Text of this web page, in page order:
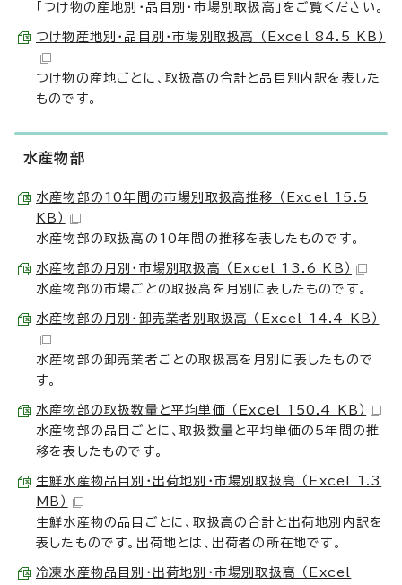
「つけ物の産地別・品目別・市場別取扱高」をご覧ください。
つけ物産地別・品目別・市場別取扱高 （Excel 84.5 KB）
つけ物の産地ごとに、取扱高の合計と品目別内訳を表した
ものです。
水産物部
水産物部の10年間の市場別取扱高推移 （Excel 15.5
KB）
水産物部の取扱高の10年間の推移を表したものです。
水産物部の月別・市場別取扱高 （Excel 13.6 KB）
水産物部の市場ごとの取扱高を月別に表したものです。
水産物部の月別・卸売業者別取扱高 （Excel 14.4 KB）
水産物部の卸売業者ごとの取扱高を月別に表したもので
す。
水産物部の取扱数量と平均単価 （Excel 150.4 KB）
水産物部の品目ごとに、取扱数量と平均単価の5年間の推
移を表したものです。
生鮮水産物品目別・出荷地別・市場別取扱高 （Excel 1.3
MB）
生鮮水産物の品目ごとに、取扱高の合計と出荷地別内訳を
表したものです。出荷地とは、出荷者の所在地です。
冷凍水産物品目別・出荷地別・市場別取扱高 （Excel